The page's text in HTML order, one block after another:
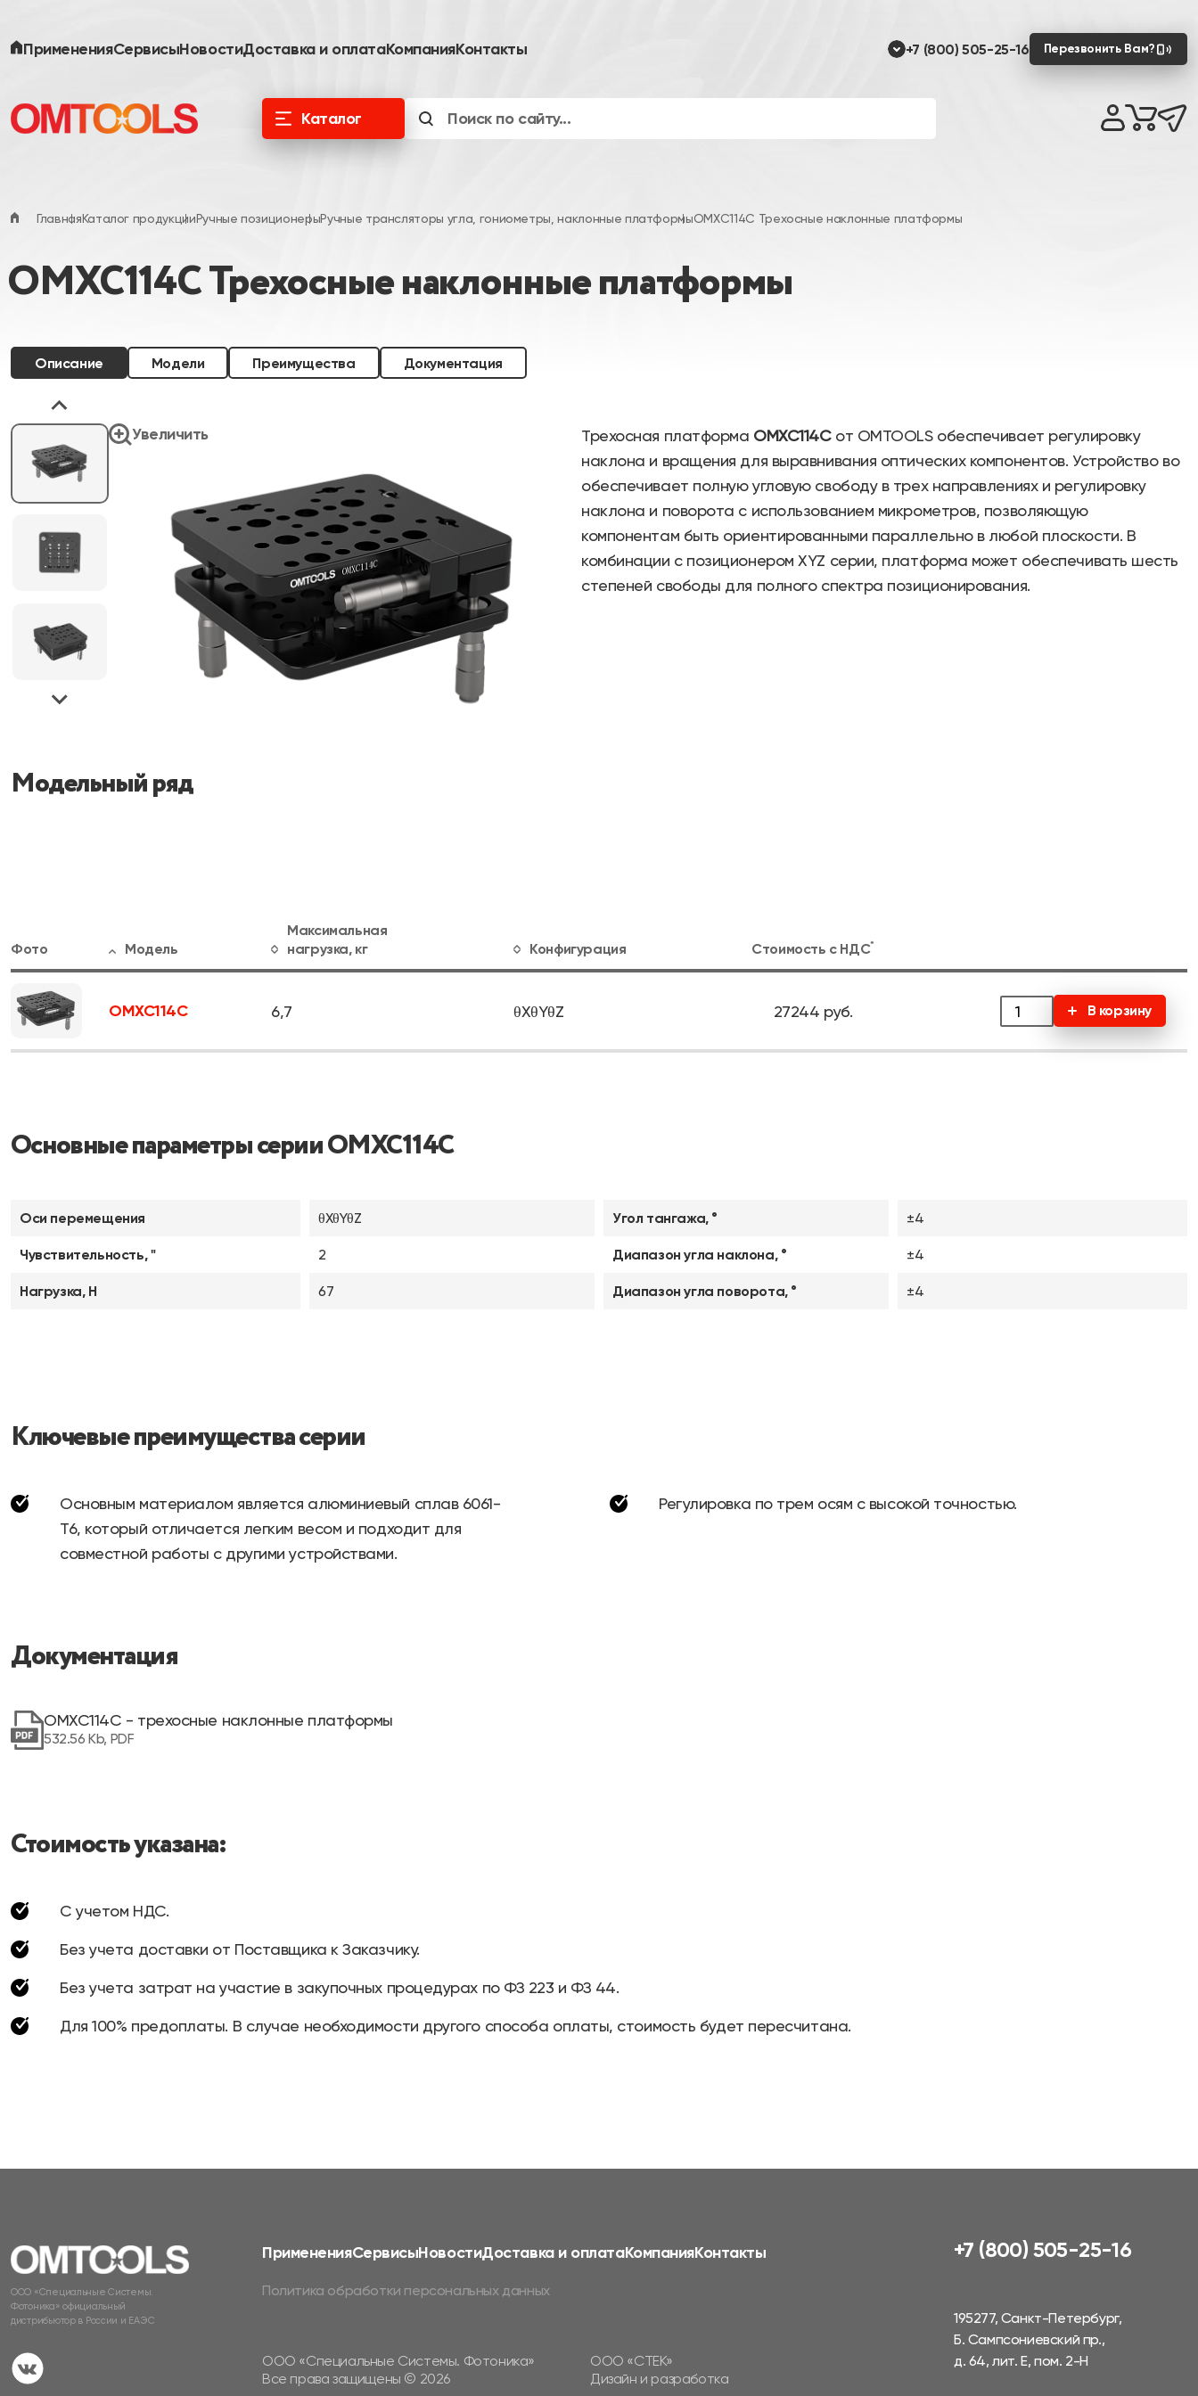
ПримененияСервисыНовостиДоставка и оплатаКомпанияКонтакты +7 (800) 505-25-16 Перезвонить Вам?
Каталог
ГлавнаяКаталог продукцииРучные позиционерыРучные трансляторы угла, гониометры, наклонные платформыOMXC114C Трехосные наклонные платформы
OMXC114C Трехосные наклонные платформы
Описание Модели Преимущества Документация
Увеличить Трехосная платформа OMXC114C от OMTOOLS обеспечивает регулировку
наклона и вращения для выравнивания оптических компонентов. Устройство во
обеспечивает полную угловую свободу в трех направлениях и регулировку
наклона и поворота с использованием микрометров, позволяющую
компонентам быть ориентированными параллельно в любой плоскости. В
комбинации с позиционером XYZ серии, платформа может обеспечивать шесть
степеней свободы для полного спектра позиционирования.
Модельный ряд
Фото Модель
OMXC114С
Максимальная
нагрузка, кг
6,7
Конфигурация
θXθYθZ
Стоимость с НДС*
27244 руб. В корзину
Основные параметры серии OMXC114C
Оси перемещения θXθYθZ Угол тангажа, ° ±4
Чувствительность, " 2 Диапазон угла наклона, ° ±4
Нагрузка, Н 67 Диапазон угла поворота, ° ±4
Ключевые преимущества серии
Основным материалом является алюминиевый сплав 6061-
T6, который отличается легким весом и подходит для
совместной работы с другими устройствами.
Регулировка по трем осям с высокой точностью.
Документация
OMXC114C - трехосные наклонные платформы
532.56 Kb, PDF
Стоимость указана:
С учетом НДС.
Без учета доставки от Поставщика к Заказчику.
Без учета затрат на участие в закупочных процедурах по ФЗ 223 и ФЗ 44.
Для 100% предоплаты. В случае необходимости другого способа оплаты, стоимость будет пересчитана.
ООО «Специальные Системы.
Фотоника» официальный
дистрибьютор в России и ЕАЭС
ПримененияСервисыНовостиДоставка и оплатаКомпанияКонтакты
Политика обработки персональных данных
ООО «Специальные Системы. Фотоника»
Все права защищены © 2026
ООО «СТЕК»
Дизайн и разработка
+7 (800) 505-25-16
195277, Санкт-Петербург,
Б. Сампсониевский пр.,
д. 64, лит. Е, пом. 2-Н